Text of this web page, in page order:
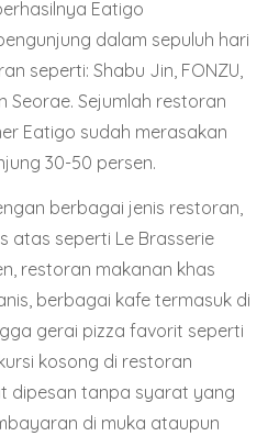
Eatigo
dalam sepuluh hari
seperti: Shabu Jin, FONZU,
Seorae. Sejumlah restoran
Eatigo sudah merasakan
30-50 persen.
berbagai jenis restoran,
atas seperti Le Brasserie
restoran makanan khas
berbagai kafe termasuk di
gerai pizza favorit seperti
kosong di restoran
dipesan tanpa syarat yang
di muka ataupun